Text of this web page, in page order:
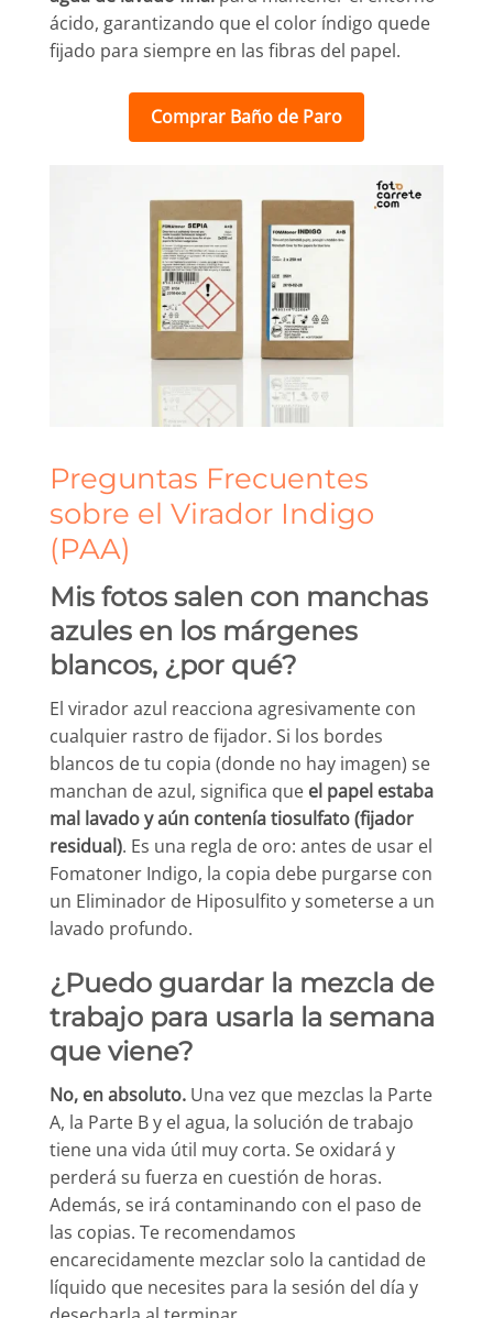
ácido, garantizando que el color índigo quede
fijado para siempre en las fibras del papel.
Comprar Baño de Paro
Preguntas Frecuentes
sobre el Virador Indigo
(PAA)
Mis fotos salen con manchas
azules en los márgenes
blancos, ¿por qué?
El virador azul reacciona agresivamente con
cualquier rastro de fijador. Si los bordes
blancos de tu copia (donde no hay imagen) se
manchan de azul, significa que el papel estaba
mal lavado y aún contenía tiosulfato (fijador
residual). Es una regla de oro: antes de usar el
Fomatoner Indigo, la copia debe purgarse con
un Eliminador de Hiposulfito y someterse a un
lavado profundo.
¿Puedo guardar la mezcla de
trabajo para usarla la semana
que viene?
No, en absoluto. Una vez que mezclas la Parte
A, la Parte B y el agua, la solución de trabajo
tiene una vida útil muy corta. Se oxidará y
perderá su fuerza en cuestión de horas.
Además, se irá contaminando con el paso de
las copias. Te recomendamos
encarecidamente mezclar solo la cantidad de
líquido que necesites para la sesión del día y